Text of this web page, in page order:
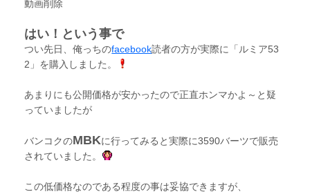
動画削除
はい！という事で
つい先日、俺っちのfacebook読者の方が実際に「ルミア53
2」を購入しました。
あまりにも公開価格が安かったので正直ホンマかよ～と疑
っていましたが
バンコクのMBKに行ってみると実際に3590バーツで販売
されていました。
この低価格なのである程度の事は妥協できますが、